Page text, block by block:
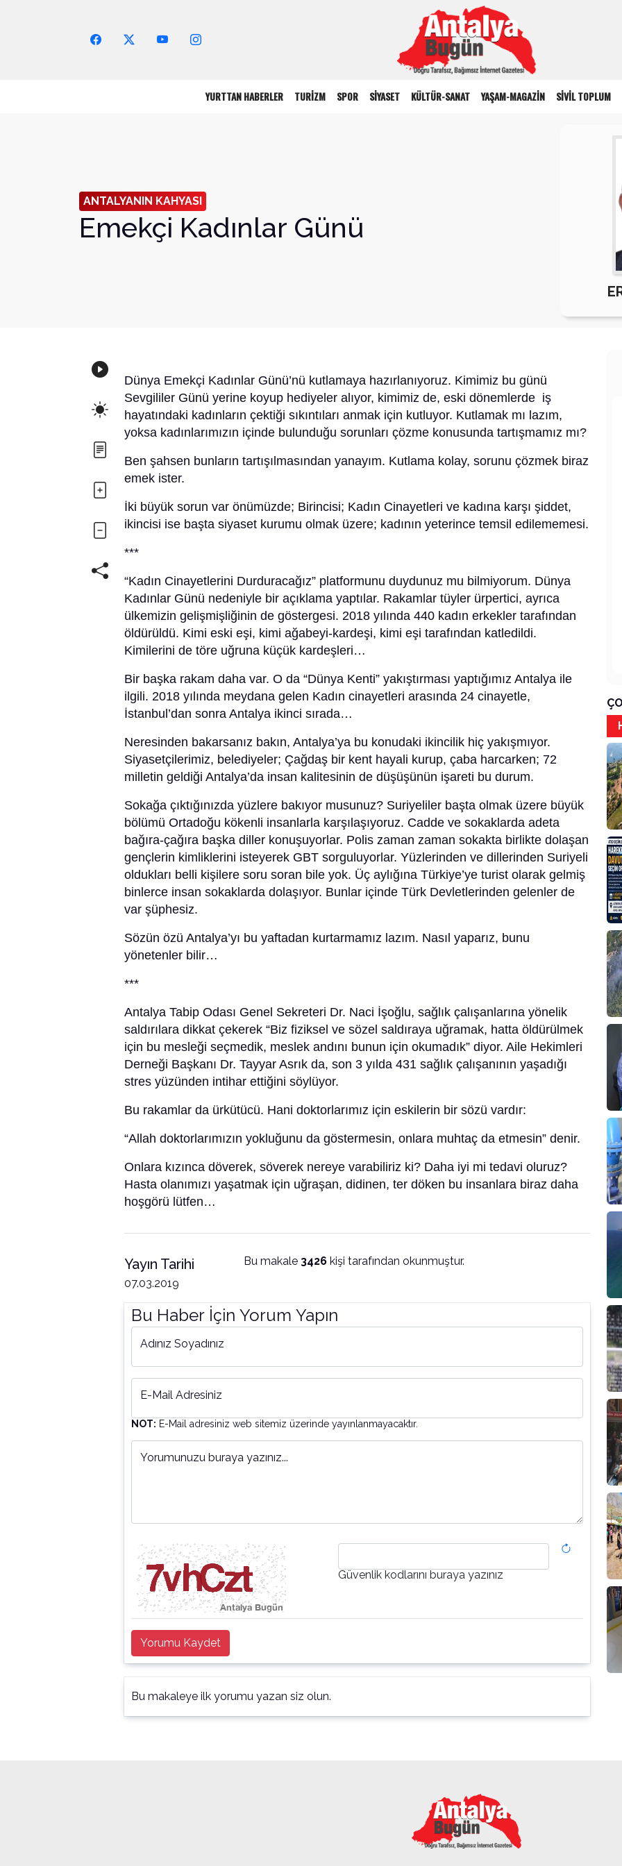
YURTTAN HABERLER TURİZM SPOR SİYASET KÜLTÜR-SANAT YAŞAM-MAGAZİN SİVİL TOPLUM
ANTALYANIN KAHYASI
Emekçi Kadınlar Günü
Dünya Emekçi Kadınlar Günü’nü kutlamaya hazırlanıyoruz. Kimimiz bu günü
Sevgililer Günü yerine koyup hediyeler alıyor, kimimiz de, eski dönemlerde iş
hayatındaki kadınların çektiği sıkıntıları anmak için kutluyor. Kutlamak mı lazım,
yoksa kadınlarımızın içinde bulunduğu sorunları çözme konusunda tartışmamız mı?
Ben şahsen bunların tartışılmasından yanayım. Kutlama kolay, sorunu çözmek biraz
emek ister.
İki büyük sorun var önümüzde; Birincisi; Kadın Cinayetleri ve kadına karşı şiddet,
ikincisi ise başta siyaset kurumu olmak üzere; kadının yeterince temsil edilememesi.
***
“Kadın Cinayetlerini Durduracağız” platformunu duydunuz mu bilmiyorum. Dünya
Kadınlar Günü nedeniyle bir açıklama yaptılar. Rakamlar tüyler ürpertici, ayrıca
ülkemizin gelişmişliğinin de göstergesi. 2018 yılında 440 kadın erkekler tarafından
öldürüldü. Kimi eski eşi, kimi ağabeyi-kardeşi, kimi eşi tarafından katledildi.
Kimilerini de töre uğruna küçük kardeşleri…
Bir başka rakam daha var. O da “Dünya Kenti” yakıştırması yaptığımız Antalya ile
ilgili. 2018 yılında meydana gelen Kadın cinayetleri arasında 24 cinayetle,
İstanbul’dan sonra Antalya ikinci sırada…
Neresinden bakarsanız bakın, Antalya’ya bu konudaki ikincilik hiç yakışmıyor.
Siyasetçilerimiz, belediyeler; Çağdaş bir kent hayali kurup, çaba harcarken; 72
milletin geldiği Antalya’da insan kalitesinin de düşüşünün işareti bu durum.
Sokağa çıktığınızda yüzlere bakıyor musunuz? Suriyeliler başta olmak üzere büyük
bölümü Ortadoğu kökenli insanlarla karşılaşıyoruz. Cadde ve sokaklarda adeta
bağıra-çağıra başka diller konuşuyorlar. Polis zaman zaman sokakta birlikte dolaşan
gençlerin kimliklerini isteyerek GBT sorguluyorlar. Yüzlerinden ve dillerinden Suriyeli
oldukları belli kişilere soru soran bile yok. Üç aylığına Türkiye’ye turist olarak gelmiş
binlerce insan sokaklarda dolaşıyor. Bunlar içinde Türk Devletlerinden gelenler de
var şüphesiz.
Sözün özü Antalya’yı bu yaftadan kurtarmamız lazım. Nasıl yaparız, bunu
yönetenler bilir…
***
Antalya Tabip Odası Genel Sekreteri Dr. Naci İşoğlu, sağlık çalışanlarına yönelik
saldırılara dikkat çekerek “Biz fiziksel ve sözel saldıraya uğramak, hatta öldürülmek
için bu mesleği seçmedik, meslek andını bunun için okumadık” diyor. Aile Hekimleri
Derneği Başkanı Dr. Tayyar Asrık da, son 3 yılda 431 sağlık çalışanının yaşadığı
stres yüzünden intihar ettiğini söylüyor.
Bu rakamlar da ürkütücü. Hani doktorlarımız için eskilerin bir sözü vardır:
“Allah doktorlarımızın yokluğunu da göstermesin, onlara muhtaç da etmesin” denir.
Onlara kızınca döverek, söverek nereye varabiliriz ki? Daha iyi mi tedavi oluruz?
Hasta olanımızı yaşatmak için uğraşan, didinen, ter döken bu insanlara biraz daha
hoşgörü lütfen…
Yayın Tarihi
07.03.2019
Bu makale 3426kişi tarafından okunmuştur.
Bu Haber İçin Yorum Yapın
Adınız Soyadınız
E-Mail Adresiniz
NOT: E-Mail adresiniz web sitemiz üzerinde yayınlanmayacaktır.
Yorumunuzu buraya yazınız...
Güvenlik kodlarını buraya yazınız
Yorumu Kaydet
Bu makaleye ilk yorumu yazan siz olun.
Arama Yap!